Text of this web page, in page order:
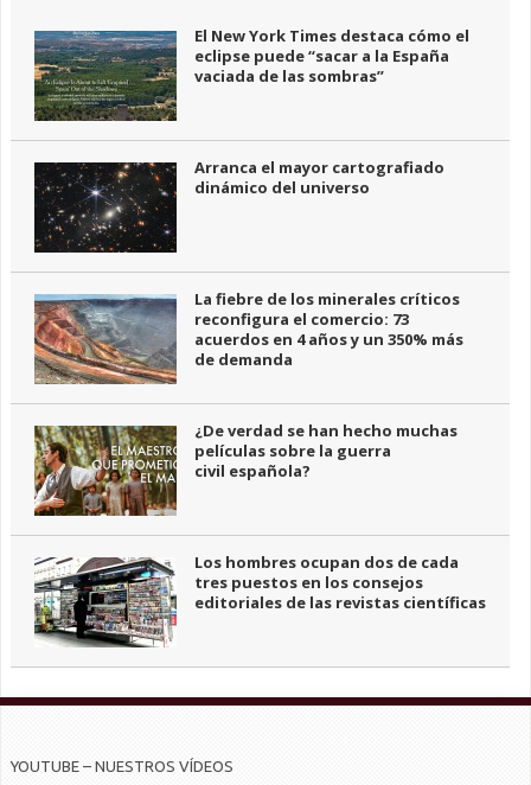
El New York Times destaca cómo el
eclipse puede “sacar a la España
vaciada de las sombras”
Arranca el mayor cartografiado
dinámico del universo
La fiebre de los minerales críticos
reconfigura el comercio: 73
acuerdos en 4 años y un 350% más
de demanda
¿De verdad se han hecho muchas
películas sobre la guerra
civil española?
Los hombres ocupan dos de cada
tres puestos en los consejos
editoriales de las revistas científicas
YOUTUBE – NUESTROS VÍDEOS